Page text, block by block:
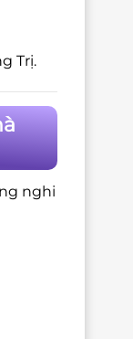
Trị.
nghi